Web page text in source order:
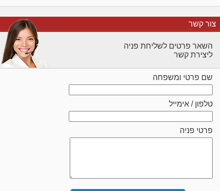
צור קשר
השאר פרטים לשליחת פניה
ליצירת קשר
שם פרטי ומשפחה
טלפון / אימייל
פרטי פניה